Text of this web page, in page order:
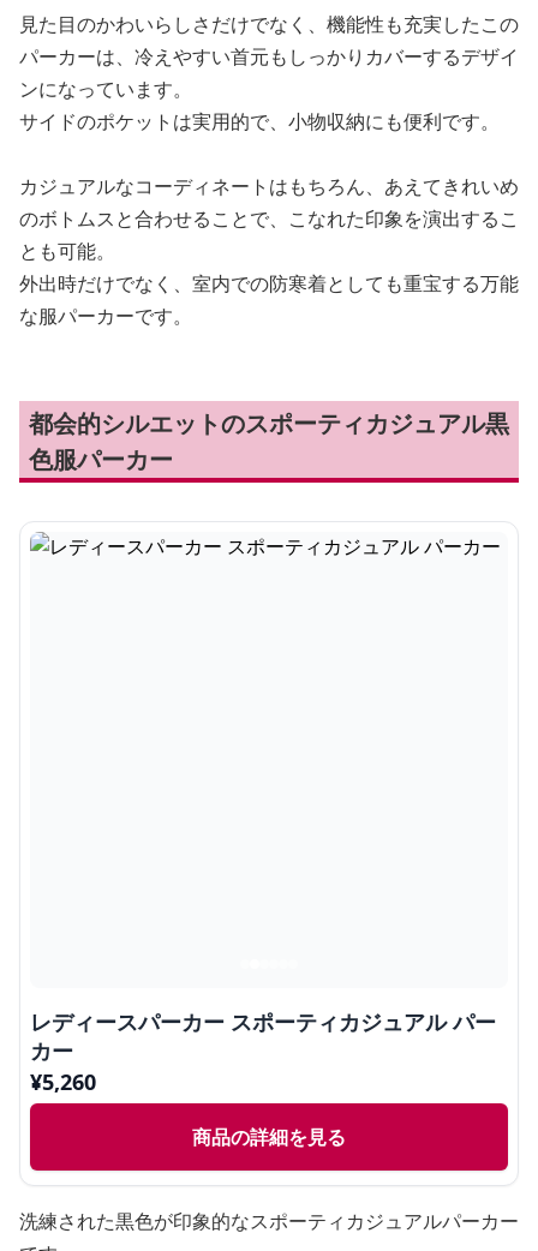
見た目のかわいらしさだけでなく、機能性も充実したこの
パーカーは、冷えやすい首元もしっかりカバーするデザイ
ンになっています。
サイドのポケットは実用的で、小物収納にも便利です。
カジュアルなコーディネートはもちろん、あえてきれいめ
のボトムスと合わせることで、こなれた印象を演出するこ
とも可能。
外出時だけでなく、室内での防寒着としても重宝する万能
な服パーカーです。
都会的シルエットのスポーティカジュアル黒
色服パーカー
レディースパーカー スポーティカジュアル パー
カー
¥5,260
商品の詳細を見る
洗練された黒色が印象的なスポーティカジュアルパーカー